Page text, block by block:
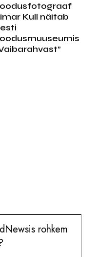
Kull näitab
rohkem